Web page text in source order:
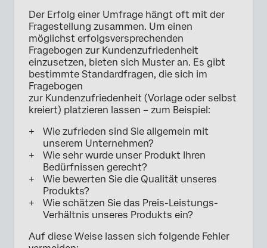
Der Erfolg einer Umfrage hängt oft mit der
Fragestellung zusammen. Um einen
möglichst erfolgsversprechenden
Fragebogen zur Kundenzufriedenheit
einzusetzen, bieten sich Muster an. Es gibt
bestimmte Standardfragen, die sich im
Fragebogen
zur Kundenzufriedenheit (Vorlage oder selbst
kreiert) platzieren lassen – zum Beispiel:
Wie zufrieden sind Sie allgemein mit
unserem Unternehmen?
Wie sehr wurde unser Produkt Ihren
Bedürfnissen gerecht?
Wie bewerten Sie die Qualität unseres
Produkts?
Wie schätzen Sie das Preis-Leistungs-
Verhältnis unseres Produkts ein?
Auf diese Weise lassen sich folgende Fehler